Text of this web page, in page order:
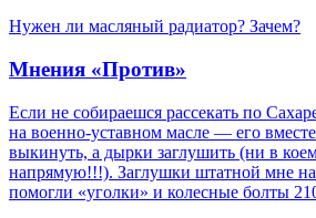
Нужен ли масляный радиатор? Зачем?
Мнения «Против»
Если не собираешся рассекать по
на военно-уставном масле — его
выкинуть, а дырки заглушить (ни в
напрямую!!!). Заглушки штатной мне
помогли «уголки» и колесные болты